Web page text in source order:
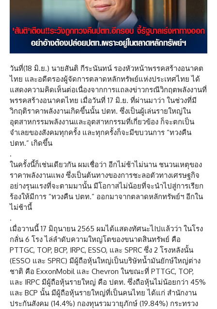
วันที่(18 มิ.ย.) นายสันติ กีระนันทน์ รองหัวหน้าพรรคสร้างอนาคต
ไทย และอดีตรองผู้จัดการตลาดหลักทรัพย์แห่งประเทศไทย ได้
แสดงความคิดเห็นต่อเนื่องจากการแถลงข่าวกรณีวิกฤตพลังงานที่
พรรคสร้างอนาคตไทย เมื่อวันที่ 17 มิ.ย. ที่ผ่านมาว่า ในช่วงที่มี
วิกฤติราคาพลังงานเกิดขึ้นนั้น ปตท. ซึ่งเป็นผู้เล่นรายใหญ่ใน
อุตสาหกรรมพลังงานและอุตสาหกรรมที่เกี่ยวข้อง ก็จะตกเป็น
จำเลยของสังคมทุกครั้ง และทุกครั้งก็จะมีขบวนการ “ทวงคืน
ปตท.” เกิดขึ้น
.
ในครั้งนี้ก็เช่นเดียวกัน ผมเชื่อว่า อีกไม่ช้าไม่นาน ชนวนเหตุของ
ราคาพลังงานแพง ซึ่งเป็นต้นทางของการชะลอตัวทางเศรษฐกิจ
อย่างรุนแรงที่จะตามมานั้น มีโอกาสไม่น้อยที่จะนำไปสู่การเรียก
ร้องให้มีการ “ทวงคืน ปตท.” ออกมาจากตลาดหลักทรัพย์ฯ อีกใน
ไม่ช้านี้
.
เมื่อวานนี้ 17 มิถุนายน 2565 ผมได้แสดงทัศนะไIปแล้วว่า ในโรง
กลั่น 6 โรง ไล่ลำดับความใหญ่โตของขนาดสินทรัพย์ คือ
PTTGC, TOP, BCP, IRPC, ESSO, และ SPRC ซึ่ง 2 โรงหลังนั้น
(ESSO และ SPRC) มีผู้ถือหุ้นใหญ่เป็นบริษัทน้ำมันยักษ์ใหญ่ต่าง
ชาติ คือ ExxonMobil และ Chevron ในขณะที่ PTTGC, TOP,
และ IRPC มีผู้ถือหุ้นรายใหญ่ คือ ปตท. ซึ่งถือหุ้นไม่น้อยกว่า 45%
และ BCP นั้น มีผู้ถือหุ้นรายใหญ่ที่เป็นคนไทย ได้แก่ สำนักงาน
ประกันสังคม (14.4%) กองทุนรวมวายุภักษ์ (19.84%) กระทรวง